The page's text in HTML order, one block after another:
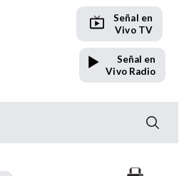
Señal en
Vivo TV
Señal en
Vivo Radio